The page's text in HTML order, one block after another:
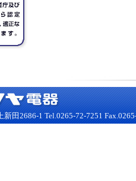
田2686-1 Tel.0265-72-7251